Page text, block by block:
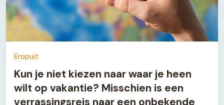
Eropuit
Kun je niet kiezen naar waar je heen
wilt op vakantie? Misschien is een
verrassingsreis naar een onbekende